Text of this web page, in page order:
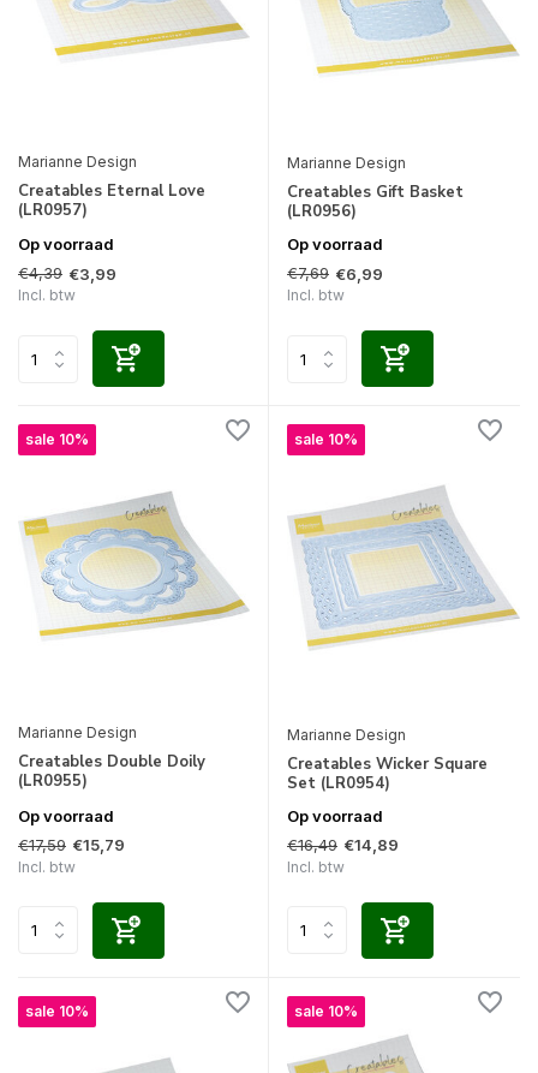
Marianne Design
Creatables Eternal Love
(LR0957)
Op voorraad
€4,39 €3,99
Incl. btw
Marianne Design
Creatables Gift Basket
(LR0956)
Op voorraad
€7,69 €6,99
Incl. btw
sale 10%
Marianne Design
Creatables Double Doily
(LR0955)
Op voorraad
€17,59 €15,79
Incl. btw
sale 10%
Marianne Design
Creatables Wicker Square
Set (LR0954)
Op voorraad
€16,49 €14,89
Incl. btw
sale 10% sale 10%